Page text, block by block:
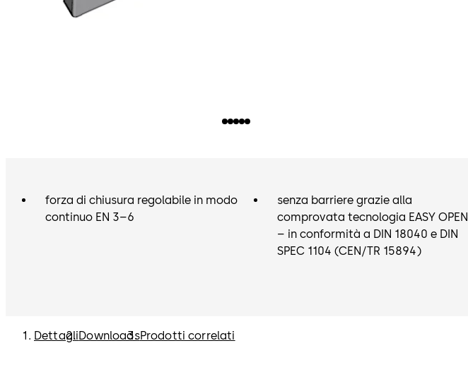
forza di chiusura regolabile in modo
continuo EN 3–6
senza barriere grazie alla
comprovata tecnologia EASY OPEN
– in conformità a DIN 18040 e DIN
SPEC 1104 (CEN/TR 15894)
DettagliDownloadsProdotti correlati